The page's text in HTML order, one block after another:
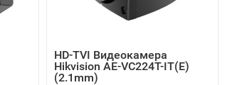
HD-TVI Видеокамера
Hikvision AE-VC224T-IT(E)
(2.1mm)